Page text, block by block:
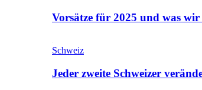
Vorsätze für 2025 und was
Schweiz
Jeder zweite Schweizer